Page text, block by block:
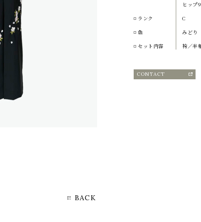
ヒップ
ランク
C
色
みどり
セット内容
袴／半
CONTACT
BACK